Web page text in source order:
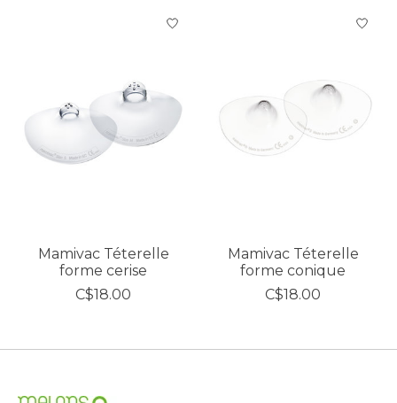
Mamivac Téterelle
forme cerise
C$18.00
Mamivac Téterelle
forme conique
C$18.00